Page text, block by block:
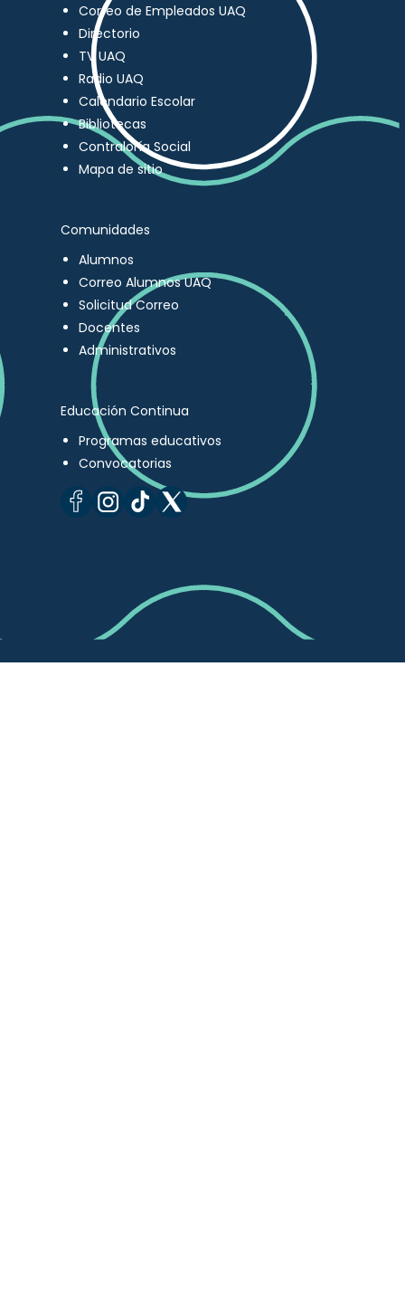
Correo de Empleados UAQ
Directorio
TV UAQ
Radio UAQ
Calendario Escolar
Bibliotecas
Contraloría Social
Mapa de sitio
Comunidades
Alumnos
Correo Alumnos UAQ
Solicitud Correo
Docentes
Administrativos
Educación Continua
Programas educativos
Convocatorias